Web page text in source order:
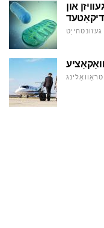
און
געזונטהייַט
טראַוואַלינג